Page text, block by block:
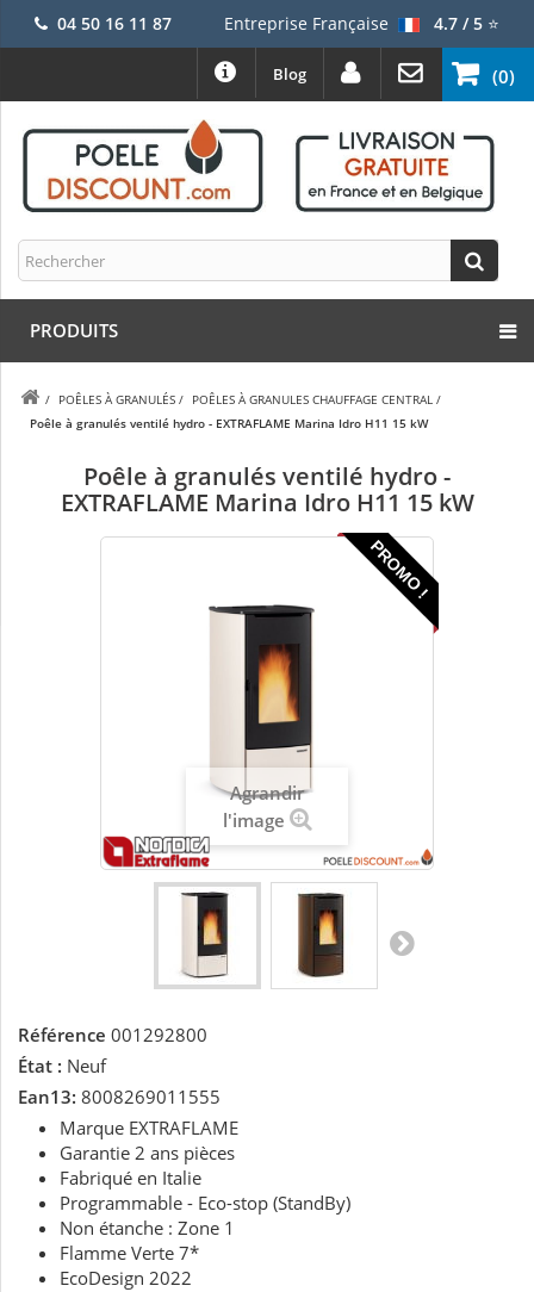
04 50 16 11 87 Entreprise Française 4.7 / 5⭐
(0)
Blog
PRODUITS
/ POÊLES À GRANULÉS / POÊLES À GRANULES CHAUFFAGE CENTRAL /
Poêle à granulés ventilé hydro - EXTRAFLAME Marina Idro H11 15 kW
Poêle à granulés ventilé hydro -
EXTRAFLAME Marina Idro H11 15 kW
PROMO !
Agrandir
l'image
Référence 001292800
État : Neuf
Ean13: 8008269011555
Marque EXTRAFLAME
Garantie 2 ans pièces
Fabriqué en Italie
Programmable - Eco-stop (StandBy)
Non étanche : Zone 1
Flamme Verte 7*
EcoDesign 2022